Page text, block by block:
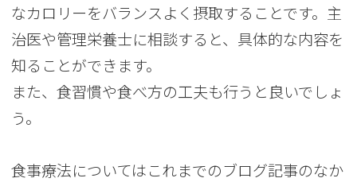
なカロリーをバランスよく摂取することです。主
治医や管理栄養士に相談すると、具体的な内容を
知ることができます。
また、食習慣や食べ方の工夫も行うと良いでしょ
う。
食事療法についてはこれまでのブログ記事のなか